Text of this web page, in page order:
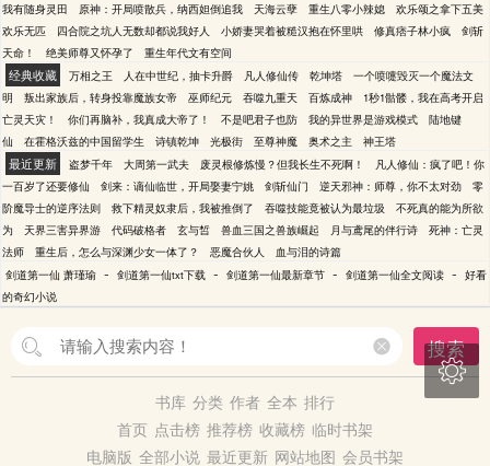
我有随身灵田
原神：开局喷散兵，纳西妲倒追我 天海云孽 重生八零小辣媳
欢乐颂之拿下五美
欢乐无匹
四合院之坑人无数却都说我好人 小娇妻哭着被糙汉抱在怀里哄 修真痞子林小疯
剑斩
天命！
绝美师尊又怀孕了 重生年代文有空间
经典收藏 万相之王 人在中世纪，抽卡升爵 凡人修仙传 乾坤塔
一个喷嚏毁灭一个魔法文
明
叛出家族后，转身投靠魔族女帝 巫师纪元 吞噬九重天 百炼成神
1秒1骷髅，我在高考开启
亡灵天灾！
你们再脑补，我真成大帝了！ 不是吧君子也防 我的异世界是游戏模式
陆地键
仙
在霍格沃兹的中国留学生 诗镇乾坤 光极街 至尊神魔 奥术之主 神王塔
最近更新 盗梦千年 大周第一武夫 废灵根修炼慢？但我长生不死啊！
凡人修仙：疯了吧！你
一百岁了还要修仙
剑来：谪仙临世，开局娶妻宁姚 剑斩仙门 逆天邪神：师尊，你不太对劲
零
阶魔导士的逆序法则
救下精灵奴隶后，我被推倒了 吞噬技能竟被认为最垃圾
不死真的能为所欲
为
天界三害异界游 代码破格者 玄与皙 兽血三国之兽族崛起 月与鸢尾的伴行诗
死神：亡灵
法师
重生后，怎么与深渊少女一体了？ 恶魔合伙人
血与泪的诗篇
剑道第一仙 萧瑾瑜 - 剑道第一仙txt下载 - 剑道第一仙最新章节 - 剑道第一仙全文阅读 - 好看
的奇幻小说
搜索
书库 分类 作者 全本 排行
首页 点击榜 推荐榜 收藏榜 临时书架
电脑版 全部小说 最近更新 网站地图 会员书架
